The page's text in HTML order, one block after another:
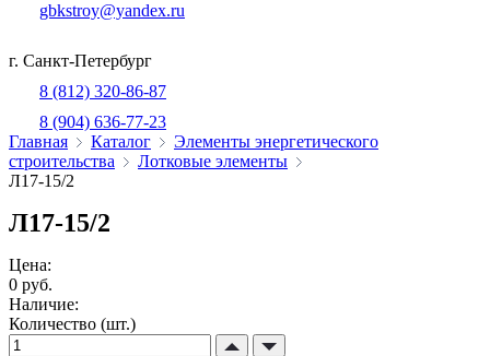
gbkstroy@yandex.ru
г. Санкт-Петербург
8 (812) 320-86-87
8 (904) 636-77-23
Главная
Каталог
Элементы энергетического
строительства
Лотковые элементы
Л17-15/2
Л17-15/2
Цена:
0 руб.
Наличие:
Количество (шт.)